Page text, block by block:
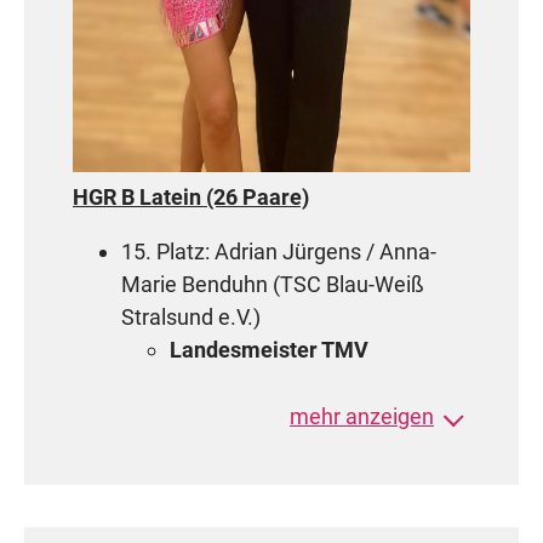
Pressesprecher OTG
HGR B Latein (26 Paare)
15. Platz: Adrian Jürgens / Anna-
Marie Benduhn (TSC Blau-Weiß
Stralsund e.V.)
Landesmeister TMV
16.-18. Platz: Levi Bodenschatz /
mehr anzeigen